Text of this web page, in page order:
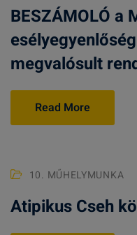
BESZÁMOLÓ a
megvalósult
Read More
10. MŰHELYMUNKA
Atipikus Cseh